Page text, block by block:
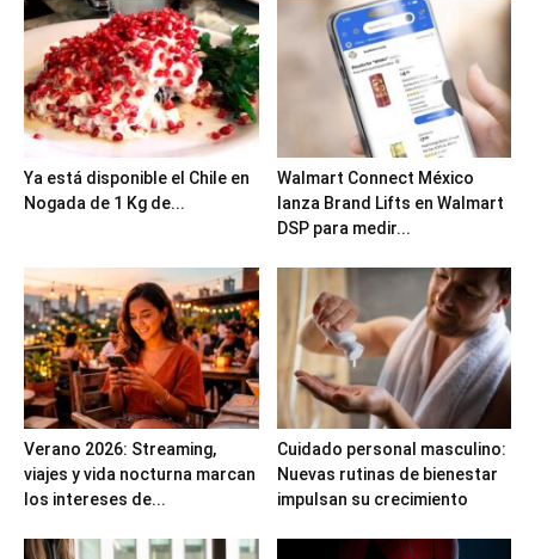
Ya está disponible el Chile en
Nogada de 1 Kg de...
Walmart Connect México
lanza Brand Lifts en Walmart
DSP para medir...
Verano 2026: Streaming,
viajes y vida nocturna marcan
los intereses de...
Cuidado personal masculino:
Nuevas rutinas de bienestar
impulsan su crecimiento